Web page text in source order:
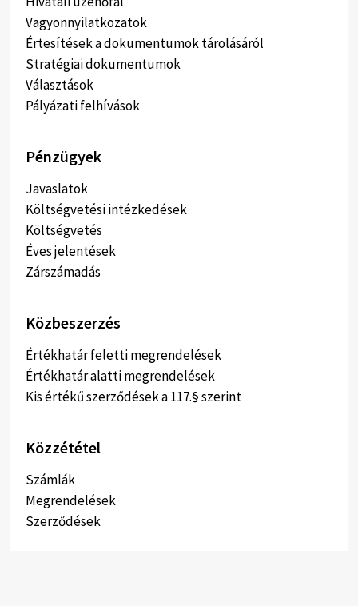
Vagyonnyilatkozatok
Értesítések a dokumentumok tárolásáról
Stratégiai dokumentumok
Választások
Pályázati felhívások
Pénzügyek
Javaslatok
Költségvetési intézkedések
Költségvetés
Éves jelentések
Zárszámadás
Közbeszerzés
Értékhatár feletti megrendelések
Értékhatár alatti megrendelések
Kis értékű szerződések a 117.§ szerint
Közzététel
Számlák
Megrendelések
Szerződések